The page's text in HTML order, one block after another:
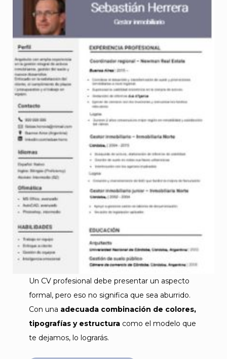
Un CV profesional debe presentar un aspecto
formal, pero eso no significa que sea aburrido.
Con una adecuada combinación de colores,
tipografías y estructuracomo el modelo que
te dejamos, lo lograrás.